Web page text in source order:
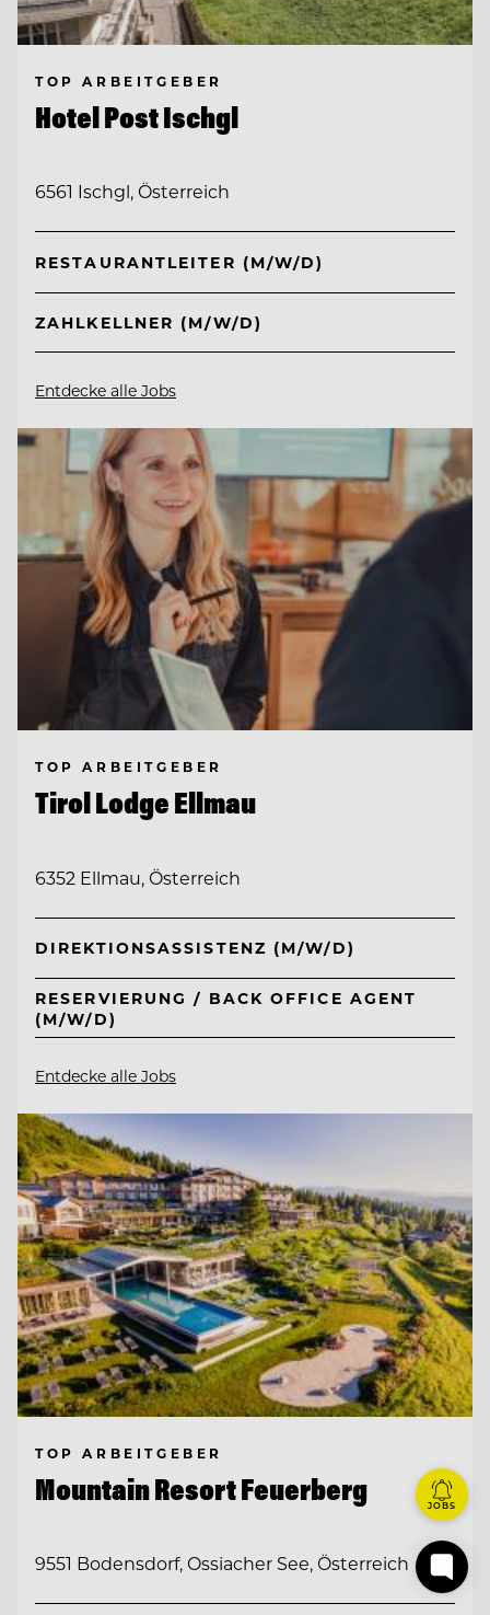
TOP ARBEITGEBER
Hotel Post Ischgl
6561 Ischgl, Österreich
RESTAURANTLEITER (M/W/D)
ZAHLKELLNER (M/W/D)
Entdecke alle Jobs
TOP ARBEITGEBER
Tirol Lodge Ellmau
6352 Ellmau, Österreich
DIREKTIONSASSISTENZ (M/W/D)
RESERVIERUNG / BACK OFFICE AGENT
(M/W/D)
Entdecke alle Jobs
TOP ARBEITGEBER
Mountain Resort Feuerberg
9551 Bodensdorf, Ossiacher See, Österreich
JOBS